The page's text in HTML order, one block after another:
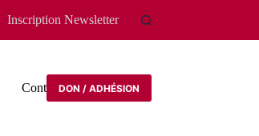
Inscription Newsletter
ContactDON / ADHÉSION